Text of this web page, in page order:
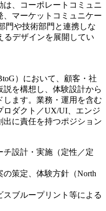
、コーポレートコミュニ
マーケットコミュニケー
門や技術部門と連携しな
るデザインを展開してい
）において、顧客・社
を構想し、体験設計から
ます。業務・運用を含む
ロダクト／UX/UI、エンジ
に責任を持つポジション
チ設計・実施（定性／定
の策定、体験方針（North
スブループリント等による